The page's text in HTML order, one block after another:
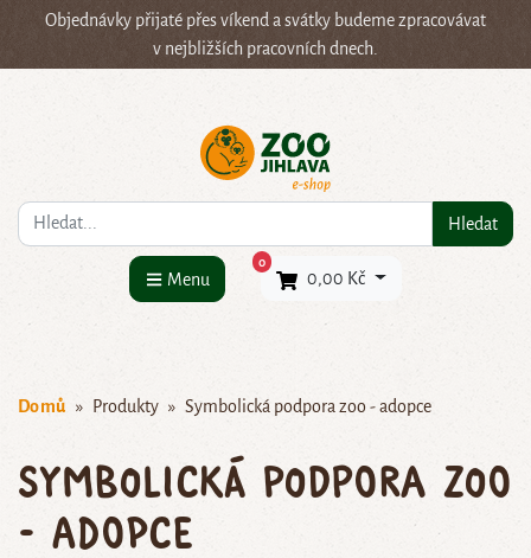
Objednávky přijaté přes víkend a svátky budeme zpracovávat
v nejbližších pracovních dnech.
Co hledáte? Hledat
Menu
0×
0,00 Kč
Domů Produkty Symbolická podpora zoo - adopce
Symbolická podpora zoo
- adopce